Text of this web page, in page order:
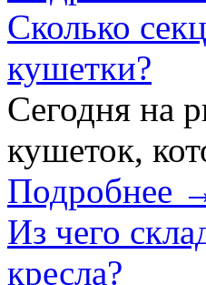
Сколько
кушетки?
Сегодня на
кушеток,
Подробнее
Из чего
кресла?